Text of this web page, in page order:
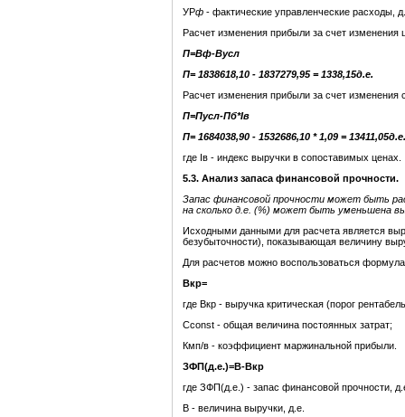
УРф - фактические управленческие расходы,
Расчет изменения прибыли за счет изменения
П=Вф-Вусл
П= 1838618,10 - 1837279,95 = 1338,15д.е.
Расчет изменения прибыли за счет изменения
П=Пусл-Пб*Iв
П= 1684038,90 - 1532686,10 * 1,09 = 13411,05д.е.
где Iв - индекс выручки в сопоставимых ценах.
5.3. Анализ запаса финансовой прочности.
Запас финансовой прочности может быть
на сколько д.е. (%) может быть уменьшена
Исходными данными для расчета является
безубыточности), показывающая величину
Для расчетов можно воспользоваться
Вкр=
где Вкр - выручка критическая (порог
Сconst - общая величина постоянных затрат;
Кмп/в - коэффициент маржинальной прибыли.
ЗФП(д.е.)=В-Вкр
где ЗФП(д.е.) - запас финансовой прочности,
В - величина выручки, д.е.